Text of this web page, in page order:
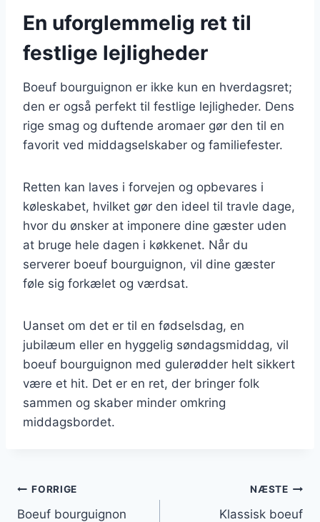
En uforglemmelig ret til
festlige lejligheder
Boeuf bourguignon er ikke kun en hverdagsret;
den er også perfekt til festlige lejligheder. Dens
rige smag og duftende aromaer gør den til en
favorit ved middagselskaber og familiefester.
Retten kan laves i forvejen og opbevares i
køleskabet, hvilket gør den ideel til travle dage,
hvor du ønsker at imponere dine gæster uden
at bruge hele dagen i køkkenet. Når du
serverer boeuf bourguignon, vil dine gæster
føle sig forkælet og værdsat.
Uanset om det er til en fødselsdag, en
jubilæum eller en hyggelig søndagsmiddag, vil
boeuf bourguignon med gulerødder helt sikkert
være et hit. Det er en ret, der bringer folk
sammen og skaber minder omkring
middagsbordet.
Indlægsnavigation
FORRIGE
Boeuf bourguignon
NÆSTE
Klassisk boeuf